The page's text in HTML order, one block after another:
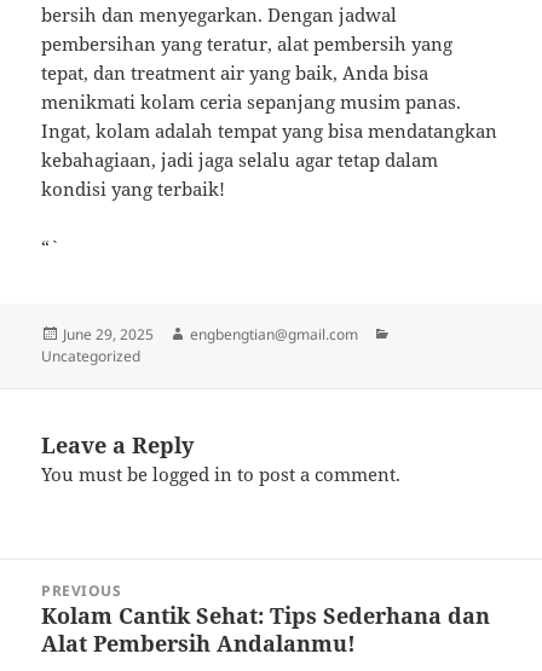
bersih dan menyegarkan. Dengan jadwal
pembersihan yang teratur, alat pembersih yang
tepat, dan treatment air yang baik, Anda bisa
menikmati kolam ceria sepanjang musim panas.
Ingat, kolam adalah tempat yang bisa mendatangkan
kebahagiaan, jadi jaga selalu agar tetap dalam
kondisi yang terbaik!
“`
Posted
on
June 29, 2025 Author
engbengtian@gmail.com
Uncategorized
Leave a Reply
You must belogged in to post a comment.
navigation
PREVIOUS
Previous
post:
Kolam Cantik Sehat: Tips Sederhana dan
Alat Pembersih Andalanmu!